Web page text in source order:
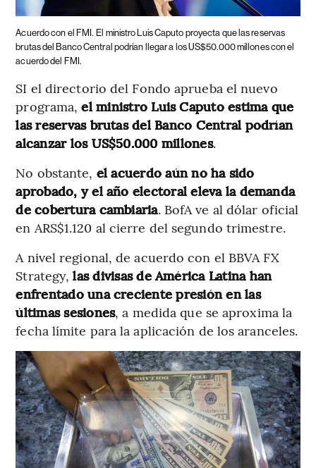
Acuerdo con el FMI. El ministro Luis Caputo proyecta que las reservas
brutas del Banco Central podrían llegar a los US$50.000 millones con el
acuerdo del FMI.
SI el directorio del Fondo aprueba el nuevo
programa,el ministro Luis Caputo estima que
las reservas brutas del Banco Central podrían
alcanzar los US$50.000 millones.
No obstante, el acuerdo aún no ha sido
aprobado, y el año electoral eleva la demanda
de cobertura cambiaria. BofA ve al dólar oficial
en ARS$1.120 al cierre del segundo trimestre.
A nivel regional, de acuerdo con el BBVA FX
Strategy,las divisas de América Latina han
enfrentado una creciente presión en las
últimas sesiones, a medida que se aproxima la
fecha límite para la aplicación de los aranceles.